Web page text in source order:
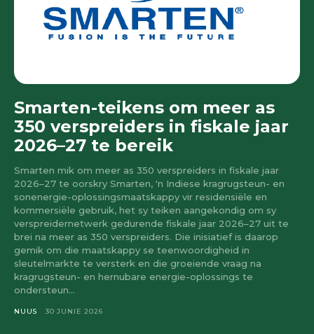
Smarten-teikens om meer as
350 verspreiders in fiskale jaar
2026–27 te bereik
Smarten mik om meer as 350 verspreiders in fiskale jaar
2026–27 te oorskry Smarten, 'n Indiese kragrugsteun- en
sonenergie-oplossingsmaatskappy vir residensiële en
kommersiële gebruik, het sy teiken aangekondig om sy
verspreidernetwerk gedurende fiskale jaar 2026–27 uit te
brei na meer as 350 verspreiders. Die inisiatief is daarop
gemik om die maatskappy se teenwoordigheid in
sleutelmarkte te versterk en die groeiende vraag na
kragrugsteun- en hernubare energie-oplossings te
ondersteun...
NUUS 30 JUNIE 2026